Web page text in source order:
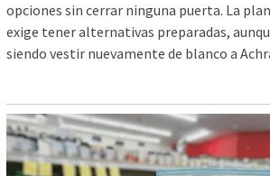
opciones sin cerrar ninguna puerta. La
exige tener alternativas preparadas,
siendo vestir nuevamente de blanco a